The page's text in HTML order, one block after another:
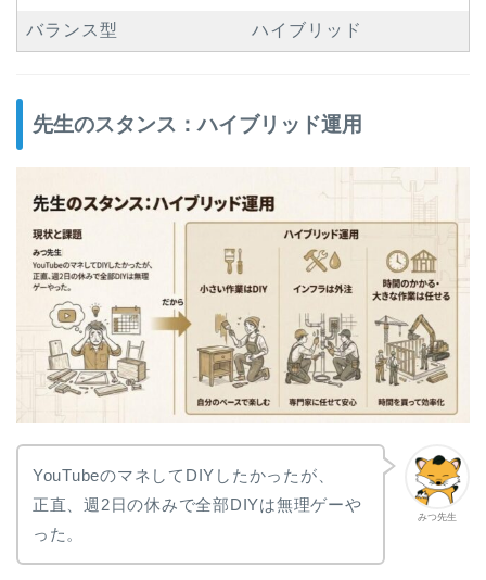
バランス型 ハイブリッド
先生のスタンス：ハイブリッド運用
みつ先生
YouTubeのマネしてDIYしたかったが、
正直、週2日の休みで全部DIYは無理ゲーや
った。